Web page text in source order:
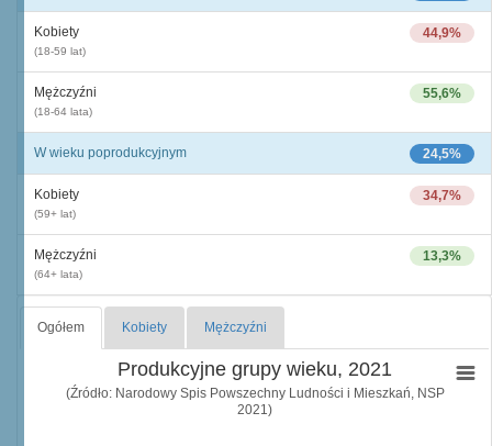
44,9%
Kobiety
(18-59 lat)
55,6%
Mężczyźni
(18-64 lata)
24,5%
W wieku poprodukcyjnym
34,7%
Kobiety
(59+ lat)
13,3%
Mężczyźni
(64+ lata)
Ogółem Kobiety Mężczyźni
Produkcyjne grupy wieku, 2021
(Źródło: Narodowy Spis Powszechny Ludności i Mieszkań, NSP
2021)